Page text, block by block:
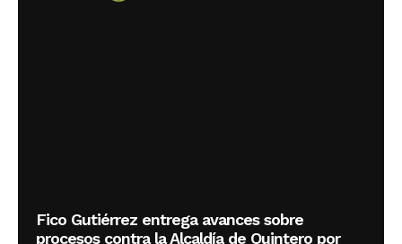
Fico Gutiérrez entrega avances sobre
procesos contra la Alcaldía de Quintero por